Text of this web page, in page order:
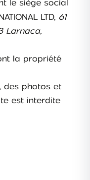
le siège social
LTD, 61
Larnaca,
la propriété
des photos et
est interdite